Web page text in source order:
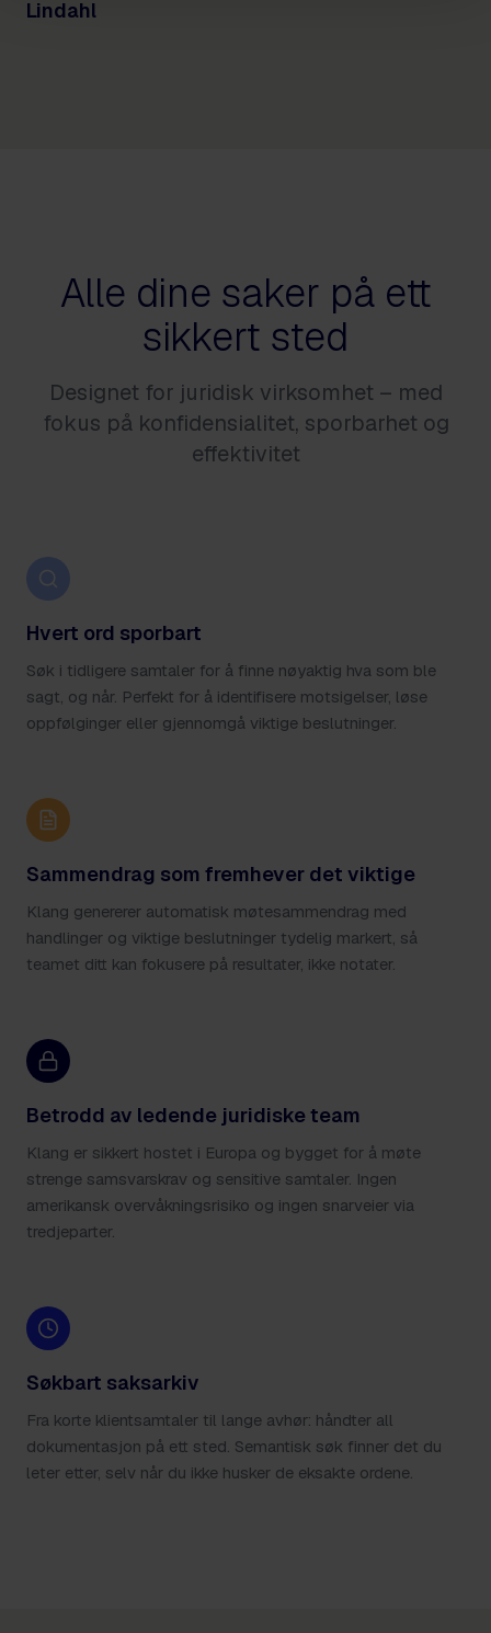
Lindahl
Alle dine saker på ett
sikkert sted
Designet for juridisk virksomhet – med
fokus på konfidensialitet, sporbarhet og
effektivitet
Hvert ord sporbart
Søk i tidligere samtaler for å finne nøyaktig hva som ble
sagt, og når. Perfekt for å identifisere motsigelser, løse
oppfølginger eller gjennomgå viktige beslutninger.
Sammendrag som fremhever det viktige
Klang genererer automatisk møtesammendrag med
handlinger og viktige beslutninger tydelig markert, så
teamet ditt kan fokusere på resultater, ikke notater.
Betrodd av ledende juridiske team
Klang er sikkert hostet i Europa og bygget for å møte
strenge samsvarskrav og sensitive samtaler. Ingen
amerikansk overvåkningsrisiko og ingen snarveier via
tredjeparter.
Søkbart saksarkiv
Fra korte klientsamtaler til lange avhør: håndter all
dokumentasjon på ett sted. Semantisk søk finner det du
leter etter, selv når du ikke husker de eksakte ordene.